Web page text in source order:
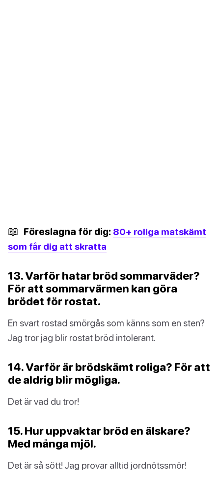
📖 Föreslagna för dig: 80+ roliga matskämt
som får dig att skratta
13. Varför hatar bröd sommarväder?
För att sommarvärmen kan göra
brödet för rostat.
En svart rostad smörgås som känns som en sten?
Jag tror jag blir rostat bröd intolerant.
14. Varför är brödskämt roliga? För att
de aldrig blir mögliga.
Det är vad du tror!
15. Hur uppvaktar bröd en älskare?
Med många mjöl.
Det är så sött! Jag provar alltid jordnötssmör!